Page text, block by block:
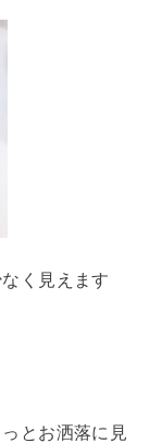
く見えます
とお洒落に見